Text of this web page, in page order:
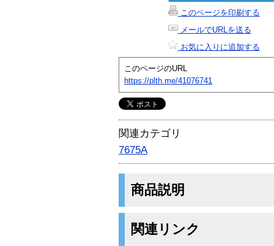
このページを印刷する
メールでURLを送る
お気に入りに追加する
このページのURL
https://plth.me/41076741
関連カテゴリ
7675A
商品説明
関連リンク